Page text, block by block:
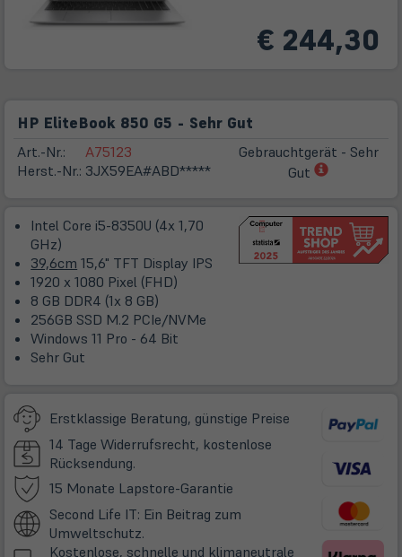
€ 244,30
HP EliteBook 850 G5 - Sehr Gut
Art.-Nr.:
Herst.-Nr.:
A75123
3JX59EA#ABD*****
Gebrauchtgerät - Sehr
Gut
(öffnet
Tab)
Intel Core i5-8350U (4x 1,70
GHz)
39,6cm 15,6" TFT Display IPS
1920 x 1080 Pixel (FHD)
8 GB DDR4 (1x 8 GB)
256GB SSD M.2 PCIe/NVMe
Windows 11 Pro - 64 Bit
Sehr Gut
Erstklassige Beratung, günstige Preise
14 Tage Widerrufsrecht, kostenlose
Rücksendung.
15 Monate Lapstore-Garantie
neuem
Second Life IT: Ein Beitrag zum
Umweltschutz.
Kostenlose, schnelle und klimaneutrale